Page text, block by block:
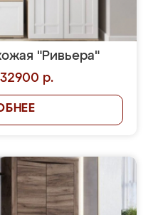
"Ривьера"
р.